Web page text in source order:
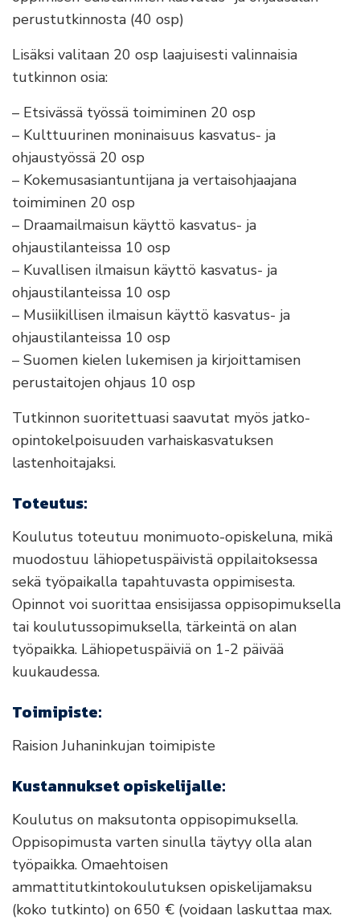
perustutkinnosta (40 osp)
Lisäksi valitaan 20 osp laajuisesti valinnaisia
tutkinnon osia:
– Etsivässä työssä toimiminen 20 osp
– Kulttuurinen moninaisuus kasvatus- ja
ohjaustyössä 20 osp
– Kokemusasiantuntijana ja vertaisohjaajana
toimiminen 20 osp
– Draamailmaisun käyttö kasvatus- ja
ohjaustilanteissa 10 osp
– Kuvallisen ilmaisun käyttö kasvatus- ja
ohjaustilanteissa 10 osp
– Musiikillisen ilmaisun käyttö kasvatus- ja
ohjaustilanteissa 10 osp
– Suomen kielen lukemisen ja kirjoittamisen
perustaitojen ohjaus 10 osp
Tutkinnon suoritettuasi saavutat myös jatko-
opintokelpoisuuden varhaiskasvatuksen
lastenhoitajaksi.
Toteutus:
Koulutus toteutuu monimuoto-opiskeluna, mikä
muodostuu lähiopetuspäivistä oppilaitoksessa
sekä työpaikalla tapahtuvasta oppimisesta.
Opinnot voi suorittaa ensisijassa oppisopimuksella
tai koulutussopimuksella, tärkeintä on alan
työpaikka. Lähiopetuspäiviä on 1-2 päivää
kuukaudessa.
Toimipiste:
Raision Juhaninkujan toimipiste
Kustannukset opiskelijalle:
Koulutus on maksutonta oppisopimuksella.
Oppisopimusta varten sinulla täytyy olla alan
työpaikka. Omaehtoisen
ammattitutkintokoulutuksen opiskelijamaksu
(koko tutkinto) on 650 € (voidaan laskuttaa max.